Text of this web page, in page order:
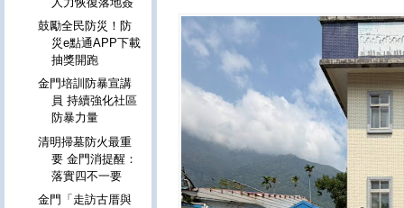
鼓勵全民防災！防
災e點通APP下載
抽獎開跑
金門培訓防暴宣講
員 持續強化社區
防暴力量
清明掃墓防火最重
要 金門消提醒：
落實四不一要
金門「走訪古厝與